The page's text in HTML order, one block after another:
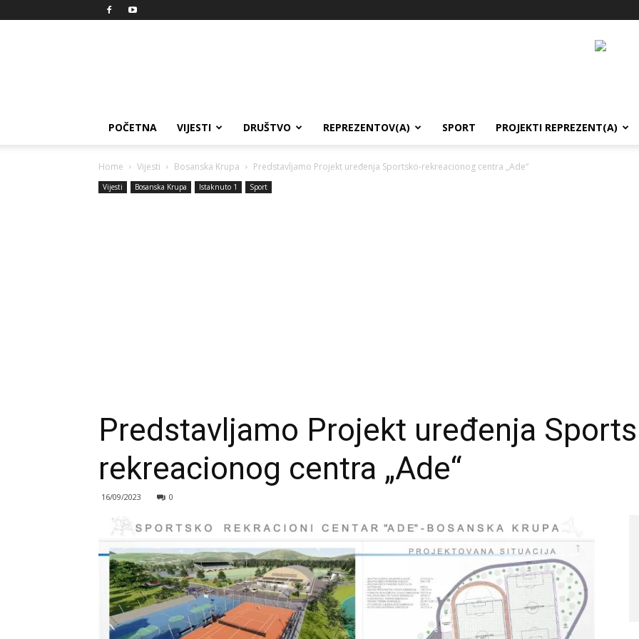
POČETNA VIJESTI DRUŠTVO REPREZENTOV(A) SPORT PROJEKTI REPREZENT(A)
Home Vijesti Bosanska Krupa Predstavljamo Projekt uređenja Sportsko-rekreacionog centra „Ade“
Vijesti Bosanska Krupa Istaknuto 1 Sport
Predstavljamo Projekt uređenja
rekreacionog centra „Ade“
16/09/2023 0